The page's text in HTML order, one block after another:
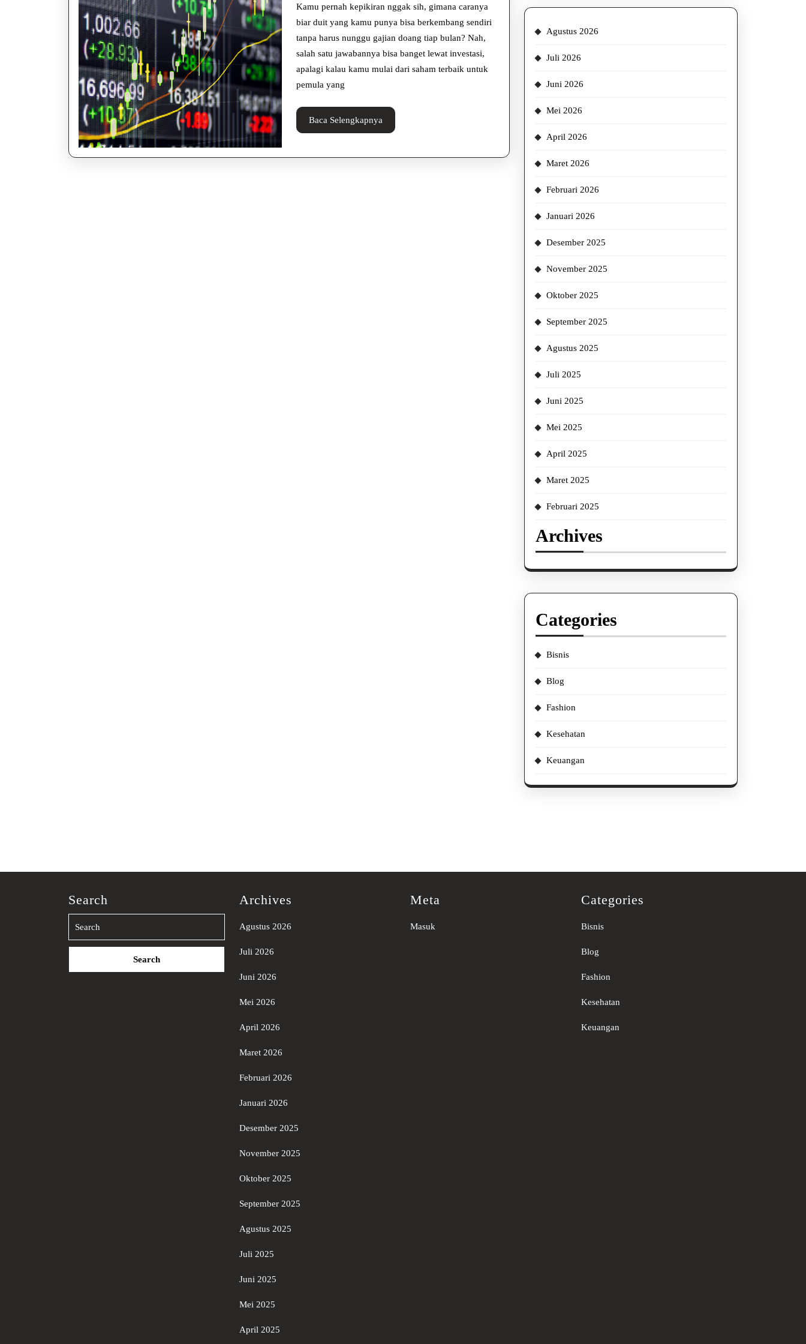
Investasi
Sekarang!
Kamu pernah kepikiran nggak sih, gimana caranya
biar duit yang kamu punya bisa berkembang sendiri
tanpa harus nunggu gajian doang tiap bulan? Nah,
salah satu jawabannya bisa banget lewat investasi,
apalagi kalau kamu mulai dari saham terbaik untuk
pemula yang
Baca Selengkapnya
Selengkapnya
Agustus 2026
Juli 2026
Juni 2026
Mei 2026
April 2026
Maret 2026
Februari 2026
Januari 2026
Desember 2025
November 2025
Oktober 2025
September 2025
Agustus 2025
Juli 2025
Juni 2025
Mei 2025
April 2025
Maret 2025
Februari 2025
Archives
Categories
Bisnis
Blog
Fashion
Kesehatan
Keuangan
Search
Search
Archives
Agustus 2026
Juli 2026
Juni 2026
Mei 2026
April 2026
Maret 2026
Februari 2026
Januari 2026
Desember 2025
November 2025
Oktober 2025
September 2025
Agustus 2025
Juli 2025
Juni 2025
Mei 2025
April 2025
Meta
Masuk
Categories
Bisnis
Blog
Fashion
Kesehatan
Keuangan